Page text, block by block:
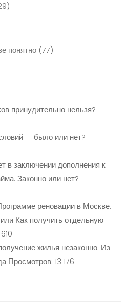
понятно (77)
принудительно нельзя?
— было или нет?
в заключении дополнения к
Законно или нет?
реновации в Москве:
Как получить отдельную
жилья незаконно. Из
Просмотров: 13 176